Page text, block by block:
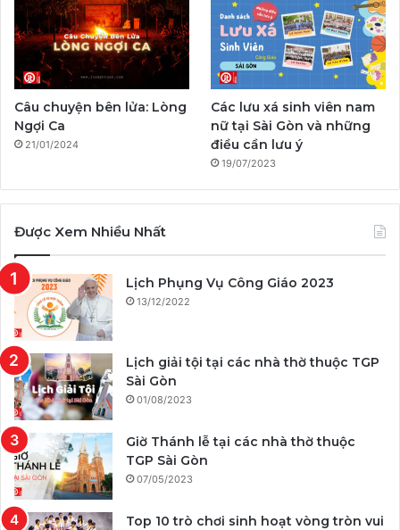
Câu chuyện bên lửa: Lòng
Ngợi Ca
21/01/2024
Các lưu xá sinh viên nam
nữ tại Sài Gòn và những
điều cần lưu ý
19/07/2023
Được Xem Nhiều Nhất
Lịch Phụng Vụ Công Giáo 2023
13/12/2022
Lịch giải tội tại các nhà thờ thuộc TGP
Sài Gòn
01/08/2023
Giờ Thánh lễ tại các nhà thờ thuộc
TGP Sài Gòn
07/05/2023
Top 10 trò chơi sinh hoạt vòng tròn vui